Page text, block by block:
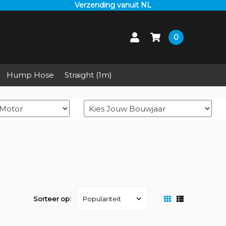
Verzending vanuit NL
0
Hump Hose Straight (1m)
Sorteer op: